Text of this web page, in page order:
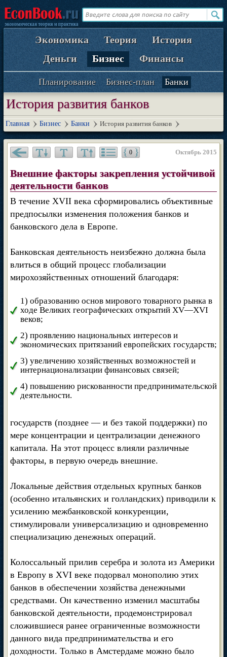
Экономика Теория
История
Деньги
Бизнес Финансы
Планирование Бизнес-план Банки
История развития банков
Главная Бизнес Банки История развития банков
0 Октябрь 2015
Внешние факторы закрепления устойчивой
деятельности банков
В течение XVII века сформировались объективные
предпосылки изменения положения банков и
банковского дела в Европе.
Банковская деятельность неизбежно должна была
влиться в общий процесс глобализации
мирохозяйственных отношений благодаря:
1) образованию основ мирового товарного рынка в
ходе Великих географических открытий XV—XVI
веков;
2) проявлению национальных интересов и
экономических притязаний европейских государств;
3) увеличению хозяйственных возможностей и
интернационализации финансовых связей;
4) повышению рискованности предпринимательской
деятельности.
государств (позднее — и без такой поддержки) по
мере концентрации и централизации денежного
капитала. На этот процесс влияли различные
факторы, в первую очередь внешние.
Локальные действия отдельных крупных банков
(особенно итальянских и голландских) приводили к
усилению межбанковской конкуренции,
стимулировали универсализацию и одновременно
специализацию денежных операций.
Колоссальный прилив серебра и золота из Америки
в Европу в XVI веке подорвал монополию этих
банков в обеспечении хозяйства денежными
средствами. Он качественно изменил масштабы
банковской деятельности, продемонстрировал
сложившиеся ранее ограниченные возможности
данного вида предпринимательства и его
доходности. Только в Амстердаме можно было